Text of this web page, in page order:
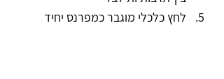
לחץ כלכלי מוגבר כמפרנס יחיד